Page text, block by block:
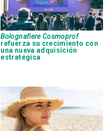
Bolognafiere Cosmoprof
refuerza su crecimiento con
una nueva adquisición
estratégica